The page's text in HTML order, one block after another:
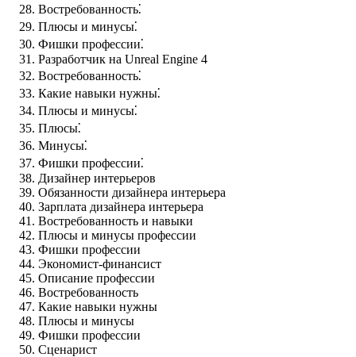
Востребованность⁚
Плюсы и минусы⁚
Фишки профессии⁚
Разработчик на Unreal Engine 4
Востребованность⁚
Какие навыки нужны⁚
Плюсы и минусы⁚
Плюсы⁚
Минусы⁚
Фишки профессии⁚
Дизайнер интерьеров
Обязанности дизайнера интерьера
Зарплата дизайнера интерьера
Востребованность и навыки
Плюсы и минусы профессии
Фишки профессии
Экономист-финансист
Описание профессии
Востребованность
Какие навыки нужны
Плюсы и минусы
Фишки профессии
Сценарист